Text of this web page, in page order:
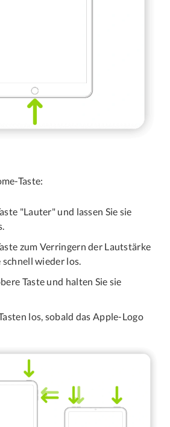
Taste:
"Lauter" und lassen Sie sie
zum Verringern der Lautstärke
schnell wieder los.
Taste und halten Sie sie
los, sobald das Apple-Logo